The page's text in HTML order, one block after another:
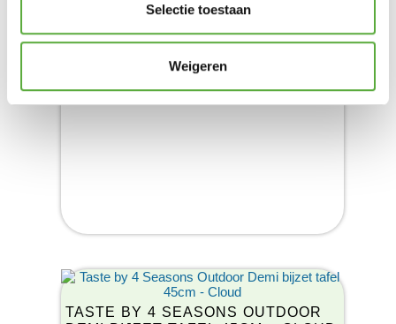
Selectie toestaan
Weigeren
TASTE BY 4 SEASONS OUTDOOR